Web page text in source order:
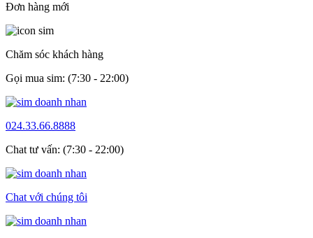
Đơn hàng mới
Chăm sóc khách hàng
Gọi mua sim: (7:30 - 22:00)
024.33.66.8888
Chat tư vấn: (7:30 - 22:00)
Chat với chúng tôi